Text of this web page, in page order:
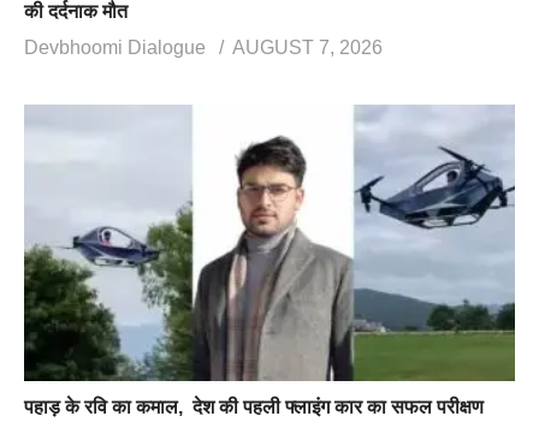
की दर्दनाक मौत
Devbhoomi Dialogue
AUGUST 7, 2026
पहाड़ के रवि का कमाल, देश की पहली फ्लाइंग कार का सफल परीक्षण